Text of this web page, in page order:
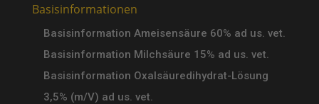
Basisinformationen
Basisinformation Ameisensäure 60% ad us. vet.
Basisinformation Milchsäure 15% ad us. vet.
Basisinformation Oxalsäuredihydrat-Lösung
3,5% (m/V) ad us. vet.